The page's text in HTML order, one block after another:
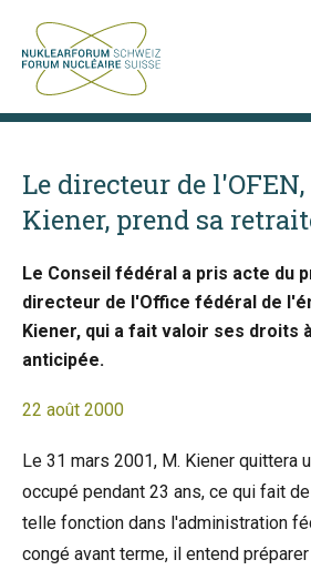
Le directeur de
Kiener, prend sa
Le Conseil fédéral a pris acte du
directeur de l'Office fédéral de
Kiener, qui a fait valoir ses droits
anticipée.
22 août 2000
Le 31 mars 2001, M. Kiener quittera
occupé pendant 23 ans, ce qui fait
telle fonction dans l'administration
congé avant terme, il entend